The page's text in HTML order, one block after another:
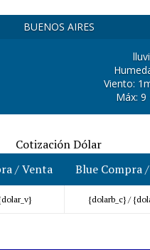
BUENOS AIRES
Viento:
Máx: 9
Cotización Dólar
/ Venta
Blue Compra
{dolarb_c} /